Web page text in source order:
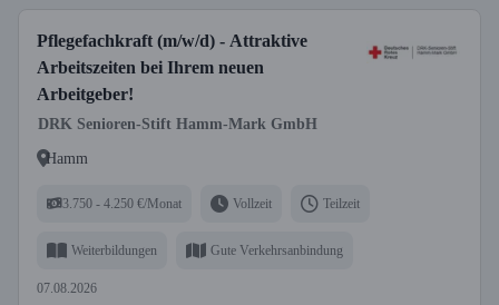
Pflegefachkraft (m/w/d) - Attraktive
Arbeitszeiten bei Ihrem neuen
Arbeitgeber!
DRK Senioren-Stift Hamm-Mark GmbH
Hamm
3.750 - 4.250 €/Monat Vollzeit Teilzeit
Weiterbildungen Gute Verkehrsanbindung
07.08.2026